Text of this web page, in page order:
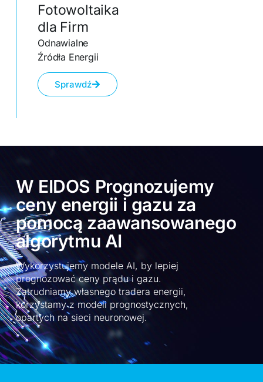
Fotowoltaika
dla Firm
Odnawialne
Źródła Energii
Sprawdź
W EIDOS Prognozujemy
ceny energii i gazu za
pomocą zaawansowanego
algorytmu AI
Wykorzystujemy modele AI, by lepiej
prognozować ceny prądu i gazu.
Zatrudniamy własnego tradera energii,
korzystamy z modeli prognostycznych,
opartych na sieci neuronowej.